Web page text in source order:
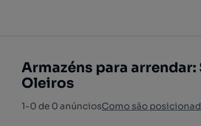
Armazéns para arrendar:
Oleiros
1-0 de 0 anúnciosComo são